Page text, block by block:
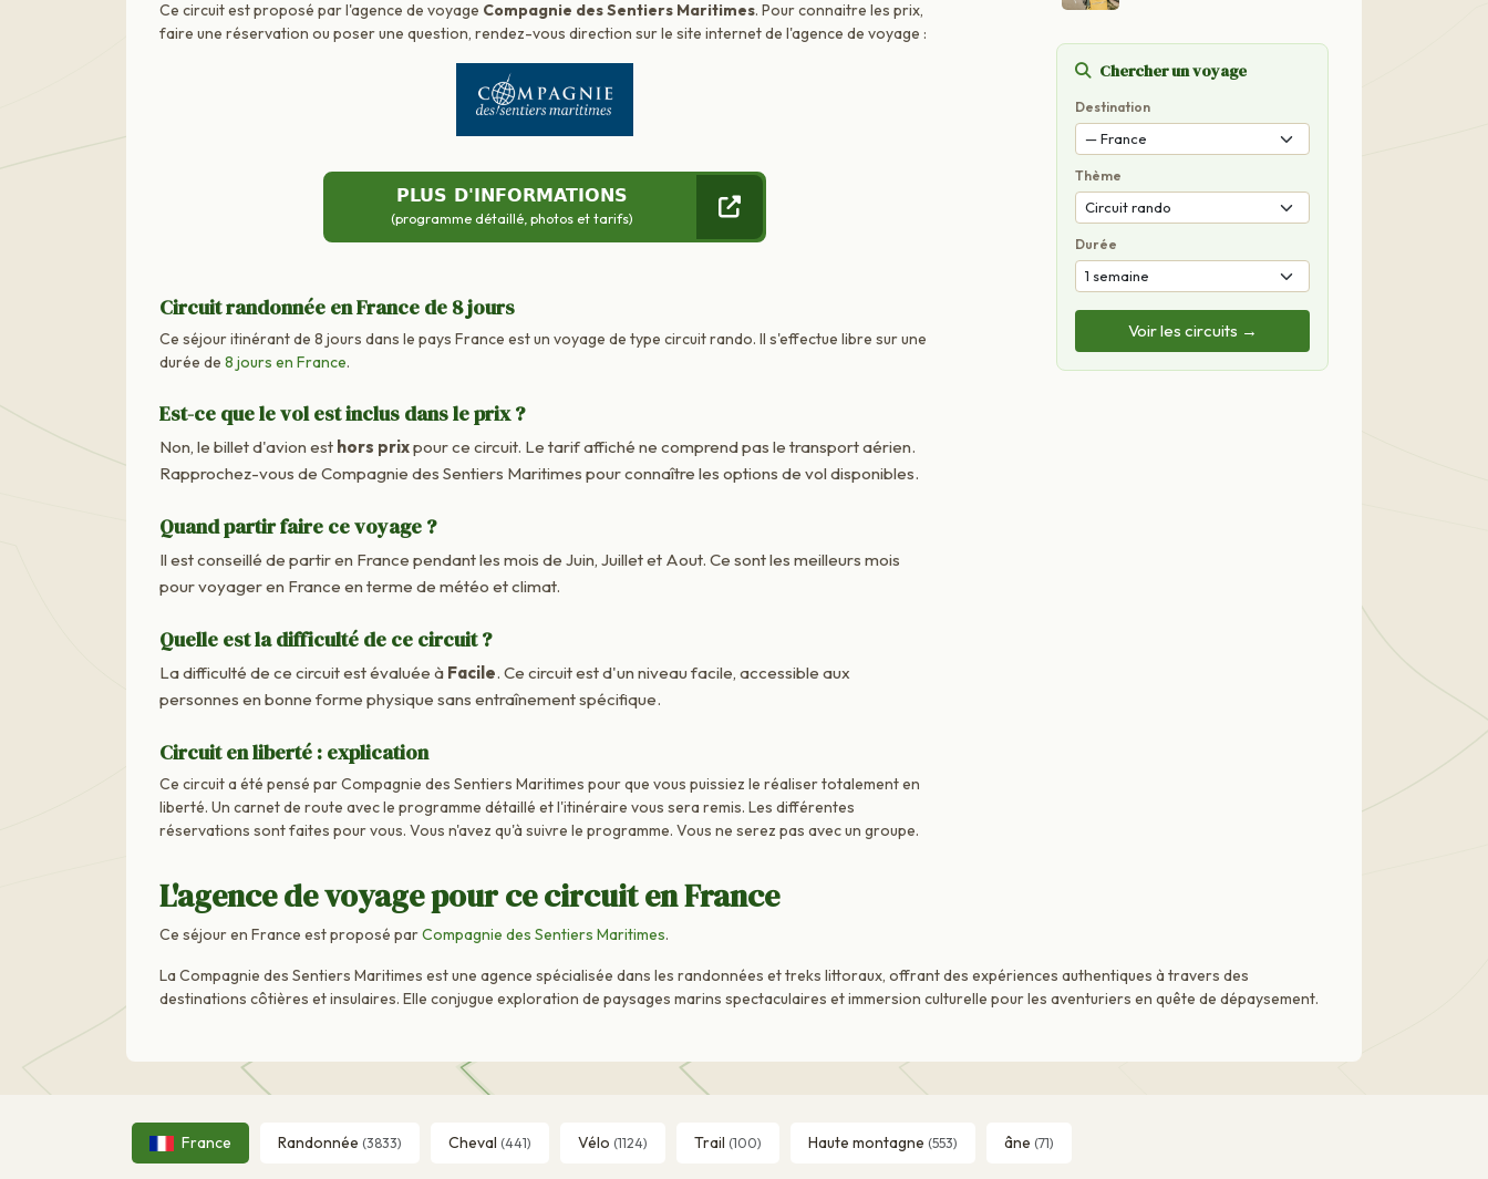
Ce circuit est proposé par l'agence de voyage Compagnie des Sentiers Maritimes. Pour connaitre les prix,
faire une réservation ou poser une question, rendez-vous direction sur le site internet de l'agence de voyage :
PLUS D'INFORMATIONS
(programme détaillé, photos et tarifs)
Circuit randonnée en France de 8 jours
Ce séjour itinérant de 8 jours dans le pays France est un voyage de type circuit rando. Il s'effectue libre sur une
durée de 8 jours en France.
Est-ce que le vol est inclus dans le prix ?
Non, le billet d'avion est hors prixpour ce circuit. Le tarif affiché ne comprend pas le transport aérien.
Rapprochez-vous de Compagnie des Sentiers Maritimes pour connaître les options de vol disponibles.
Quand partir faire ce voyage ?
Il est conseillé de partir en France pendant les mois de Juin, Juillet et Aout. Ce sont les meilleurs mois
pour voyager en France en terme de météo et climat.
Quelle est la difficulté de ce circuit ?
La difficulté de ce circuit est évaluée à Facile. Ce circuit est d'un niveau facile, accessible aux
personnes en bonne forme physique sans entraînement spécifique.
Circuit en liberté : explication
Ce circuit a été pensé par Compagnie des Sentiers Maritimes pour que vous puissiez le réaliser totalement en
liberté. Un carnet de route avec le programme détaillé et l'itinéraire vous sera remis. Les différentes
réservations sont faites pour vous. Vous n'avez qu'à suivre le programme. Vous ne serez pas avec un groupe.
Chercher un voyage
Destination
Thème
Durée
Voir les circuits →
L'agence de voyage pour ce circuit en France
Ce séjour en France est proposé parCompagnie des Sentiers Maritimes.
La Compagnie des Sentiers Maritimes est une agence spécialisée dans les randonnées et treks littoraux, offrant des expériences authentiques à travers des
destinations côtières et insulaires. Elle conjugue exploration de paysages marins spectaculaires et immersion culturelle pour les aventuriers en quête de dépaysement.
France Randonnée (3833) Cheval (441) Vélo (1124) Trail (100) Haute montagne (553) âne (71)